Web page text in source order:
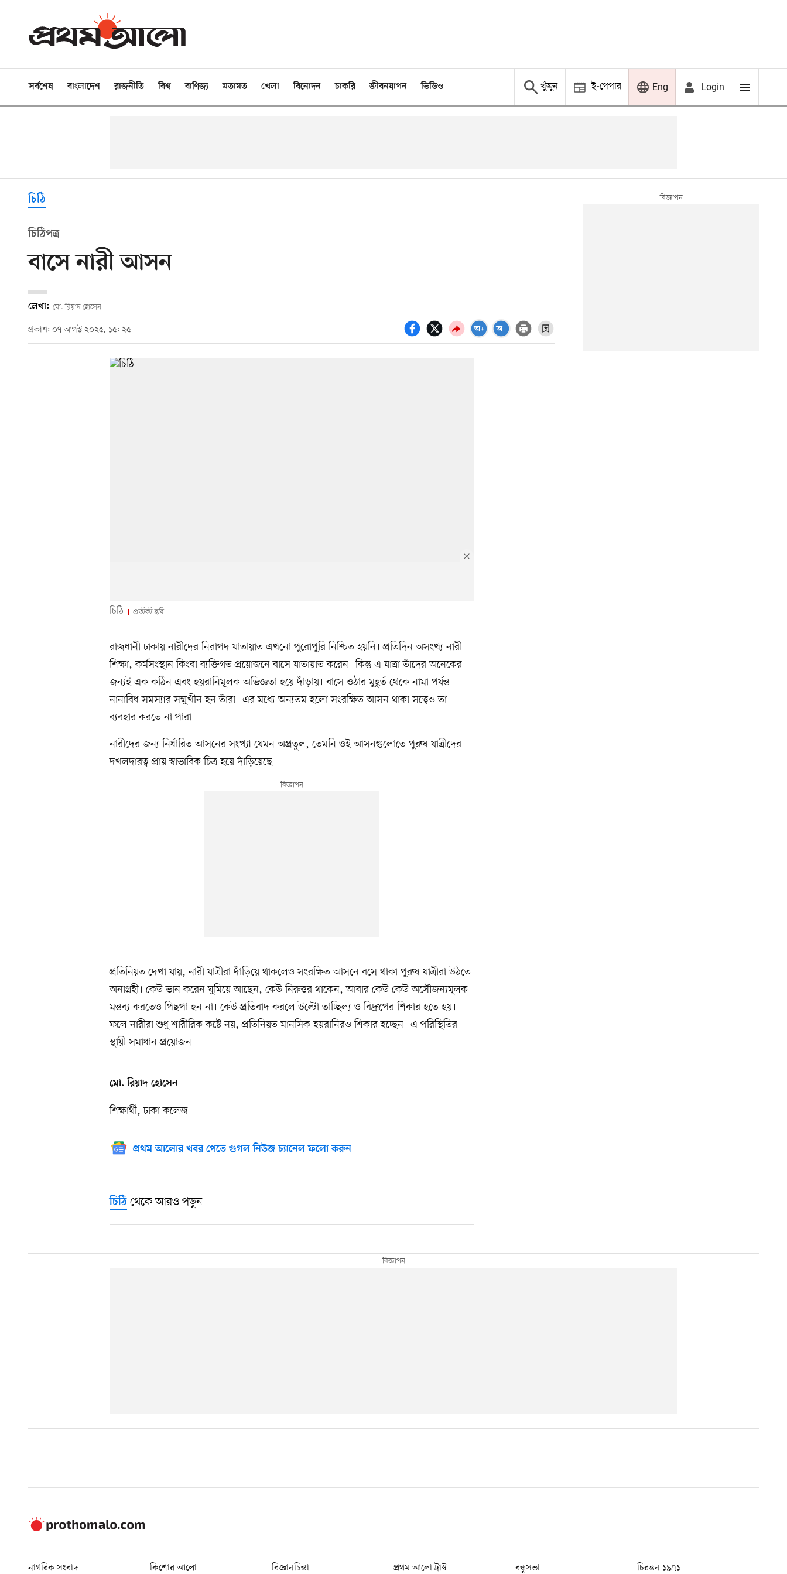
সর্বশেষ বাংলাদেশ রাজনীতি বিশ্ব বাণিজ্য মতামত খেলা বিনোদন চাকরি জীবনযাপন ভিডিও খুঁজুন ই-পেপার Eng Login
চিঠি
চিঠিপত্র
বাসে নারী আসন
লেখা: মো. রিয়াদ হোসেন
প্রকাশ: ০৭ আগস্ট ২০২৫, ১৫: ২৫
চিঠি প্রতীকী ছবি
রাজধানী ঢাকায় নারীদের নিরাপদ যাতায়াত এখনো পুরোপুরি নিশ্চিত হয়নি। প্রতিদিন অসংখ্য নারী
শিক্ষা, কর্মসংস্থান কিংবা ব্যক্তিগত প্রয়োজনে বাসে যাতায়াত করেন। কিন্তু এ যাত্রা তাঁদের অনেকের
জন্যই এক কঠিন এবং হয়রানিমূলক অভিজ্ঞতা হয়ে দাঁড়ায়। বাসে ওঠার মুহূর্ত থেকে নামা পর্যন্ত
নানাবিধ সমস্যার সম্মুখীন হন তাঁরা। এর মধ্যে অন্যতম হলো সংরক্ষিত আসন থাকা সত্ত্বেও তা
ব্যবহার করতে না পারা।
নারীদের জন্য নির্ধারিত আসনের সংখ্যা যেমন অপ্রতুল, তেমনি ওই আসনগুলোতে পুরুষ যাত্রীদের
দখলদারত্ব প্রায় স্বাভাবিক চিত্র হয়ে দাঁড়িয়েছে।
প্রতিনিয়ত দেখা যায়, নারী যাত্রীরা দাঁড়িয়ে থাকলেও সংরক্ষিত আসনে বসে থাকা পুরুষ যাত্রীরা উঠতে
অনাগ্রহী। কেউ ভান করেন ঘুমিয়ে আছেন, কেউ নিরুত্তর থাকেন, আবার কেউ কেউ অসৌজন্যমূলক
মন্তব্য করতেও পিছপা হন না। কেউ প্রতিবাদ করলে উল্টো তাচ্ছিল্য ও বিদ্রূপের শিকার হতে হয়।
ফলে নারীরা শুধু শারীরিক কষ্টে নয়, প্রতিনিয়ত মানসিক হয়রানিরও শিকার হচ্ছেন। এ পরিস্থিতির
স্থায়ী সমাধান প্রয়োজন।
মো. রিয়াদ হোসেন
শিক্ষার্থী, ঢাকা কলেজ
প্রথম আলোর খবর পেতে গুগল নিউজ চ্যানেল ফলো করুন
চিঠি থেকে আরও পড়ুন
নাগরিক সংবাদ কিশোর আলো বিজ্ঞানচিন্তা প্রথম আলো ট্রাস্ট বন্ধুসভা চিরন্তন ১৯৭১